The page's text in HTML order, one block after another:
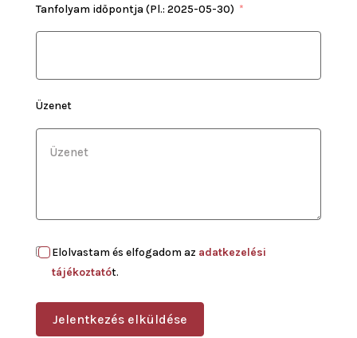
Tanfolyam időpontja (Pl.: 2025-05-30)
Üzenet
Elolvastam és elfogadom az adatkezelési
tájékoztatót.
Jelentkezés elküldése